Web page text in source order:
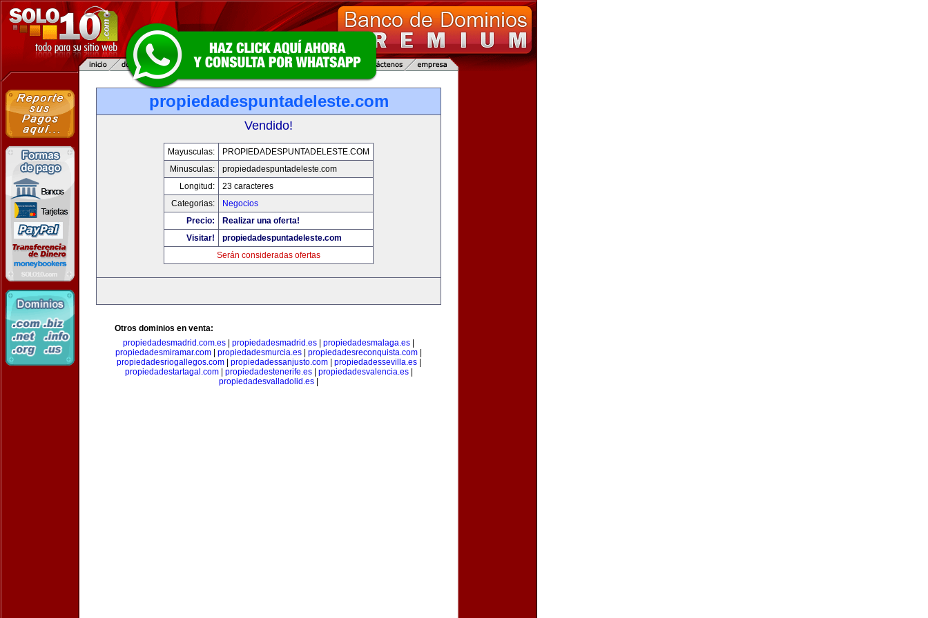
propiedadespuntadeleste.com
Vendido!
Mayusculas:
PROPIEDADESPUNTADELESTE.COM
Minusculas:
propiedadespuntadeleste.com
Longitud:
23 caracteres
Categorias:
Negocios
Precio:
Realizar una oferta!
Visitar!
propiedadespuntadeleste.com
Serán consideradas ofertas
Otros dominios en venta:
propiedadesmadrid.com.es
propiedadesmadrid.es propiedadesmalaga.es
propiedadesmiramar.com
propiedadesmurcia.es propiedadesreconquista.com
propiedadesriogallegos.com| propiedadessanjusto.com| propiedadessevilla.es|
propiedadestartagal.com| propiedadestenerife.es| propiedadesvalencia.es|
propiedadesvalladolid.es